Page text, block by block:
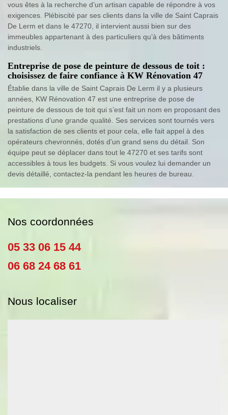
vous êtes à la recherche d’un artisan capable de répondre à vos
exigences. Plébiscité par ses clients dans la ville de Saint Caprais
De Lerm et dans le 47270, il intervient aussi bien sur des
immeubles appartenant à des particuliers qu’à des bâtiments
industriels.
Entreprise de pose de peinture de dessous de toit :
choisissez de faire confiance à KW Rénovation 47
Établie dans la ville de Saint Caprais De Lerm il y a plusieurs
années, KW Rénovation 47 est une entreprise de pose de
peinture de dessous de toit qui s’est fait un nom en proposant des
prestations d’une grande qualité. Ses services sont tournés vers
la satisfaction de ses clients et pour cela, elle fait appel à des
opérateurs chevronnés, dotés d’un grand sens du détail. Son
équipe peut se déplacer dans tout le 47270 et ses tarifs sont
accessibles à tous les budgets. Si vous voulez lui demander un
devis détaillé, contactez-la pendant les heures de bureau.
Nos coordonnées
05 33 06 15 44
06 68 24 68 61
Nous localiser